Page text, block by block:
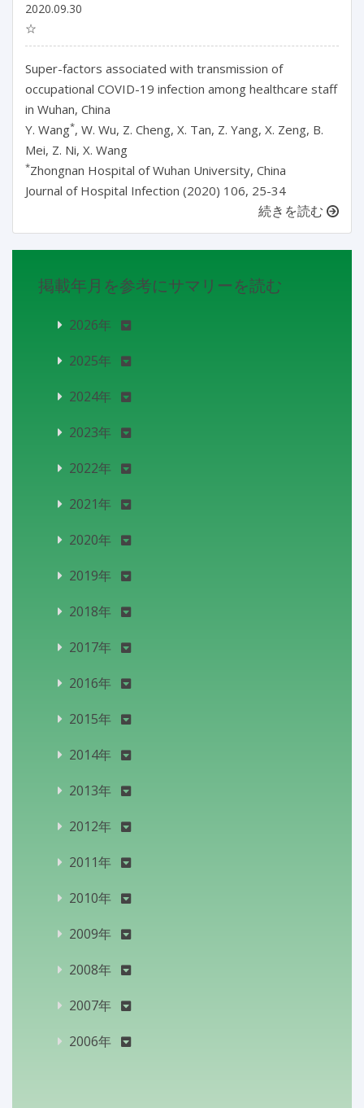
2020.09.30
☆
Super-factors associated with transmission of
occupational COVID-19 infection among healthcare staff
in Wuhan, China
Y. Wang*, W. Wu, Z. Cheng, X. Tan, Z. Yang, X. Zeng, B.
Mei, Z. Ni, X. Wang
*Zhongnan Hospital of Wuhan University, China
Journal of Hospital Infection (2020) 106, 25-34
続きを読む
掲載年月を参考にサマリーを読む
2026年
2025年
2024年
2023年
2022年
2021年
2020年
2019年
2018年
2017年
2016年
2015年
2014年
2013年
2012年
2011年
2010年
2009年
2008年
2007年
2006年